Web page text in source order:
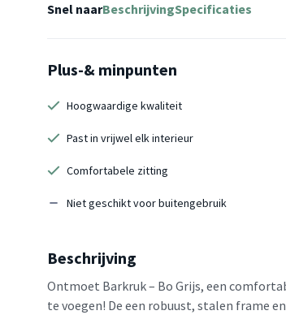
Snel naarBeschrijvingSpecificaties
Plus-& minpunten
Hoogwaardige kwaliteit
Past in vrijwel elk interieur
Comfortabele zitting
Niet geschikt voor buitengebruik
Beschrijving
Ontmoet Barkruk – Bo Grijs, een
te voegen! De een robuust, stalen frame